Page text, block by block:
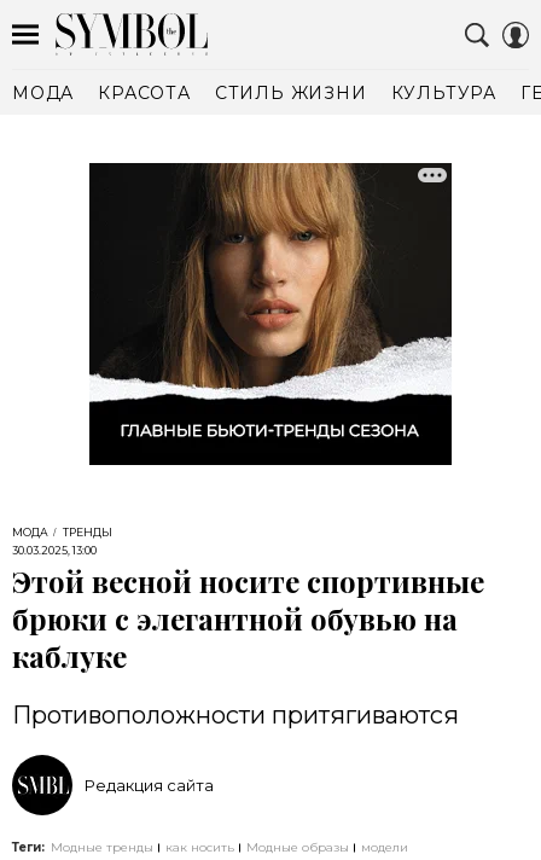
МОДА КРАСОТА СТИЛЬ ЖИЗНИ КУЛЬТУРА
МОДА
ТРЕНДЫ
30.03.2025, 13:00
Этой весной носите спортивные
брюки с элегантной обувью на
каблуке
Противоположности притягиваются
Редакция сайта
Теги: Модные тренды как носить Модные образы модели